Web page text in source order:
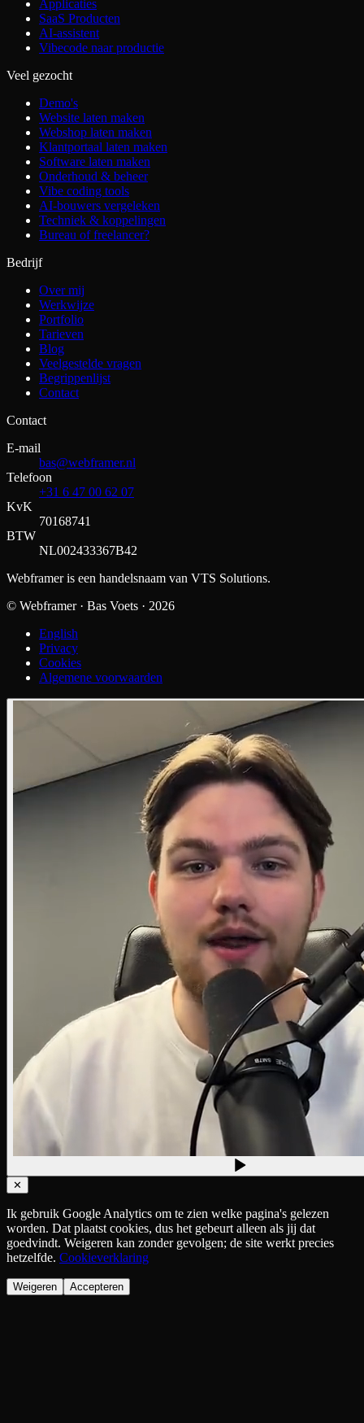
Applicaties
SaaS Producten
AI-assistent
Vibecode naar productie
Veel gezocht
Demo's
Website laten maken
Webshop laten maken
Klantportaal laten maken
Software laten maken
Onderhoud & beheer
Vibe coding tools
AI-bouwers vergeleken
Techniek & koppelingen
Bureau of freelancer?
Bedrijf
Over mij
Werkwijze
Portfolio
Tarieven
Blog
Veelgestelde vragen
Begrippenlijst
Contact
Contact
E-mail
bas@webframer.nl
Telefoon
+31 6 47 00 62 07
KvK
70168741
BTW
NL002433367B42
Webframer is een handelsnaam van VTS Solutions.
© Webframer · Bas Voets · 2026
English
Privacy
Cookies
Algemene voorwaarden
✕
Ik gebruik Google Analytics om te zien welke pagina's gelezen
worden. Dat plaatst cookies, dus het gebeurt alleen als jij dat
goedvindt. Weigeren kan zonder gevolgen; de site werkt precies
hetzelfde. Cookieverklaring
Weigeren Accepteren